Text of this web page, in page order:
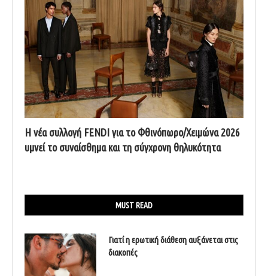
Η νέα συλλογή FENDI για το Φθινόπωρο/Χειμώνα 2026
υμνεί το συναίσθημα και τη σύγχρονη θηλυκότητα
MUST READ
Γιατί η ερωτική διάθεση αυξάνεται στις
διακοπές